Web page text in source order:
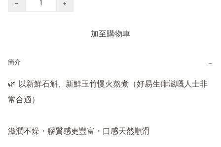
− +
加至購物車
簡介 −
🌿 以新鮮石斛、新鮮玉竹慢火熬煮（好易生痱滋嘅人士非
常合適）
滋潤不燥・膠質感更豐富・口感天然順滑